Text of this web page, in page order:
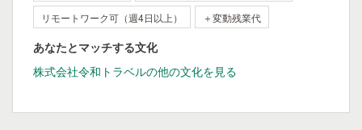
リモートワーク可（週4日以上）
＋変動残業代
あなたとマッチする文化
株式会社令和トラベルの他の文化を見る